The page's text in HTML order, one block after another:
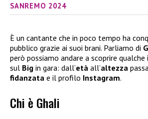
SANREMO 2024
È un cantante che in poco tempo ha
pubblico grazie ai suoi brani. Parliamo di
però possiamo andare a scoprire
sul Big in gara: dall’età all’altezza
fidanzata e il profilo Instagram.
Chi è Ghali